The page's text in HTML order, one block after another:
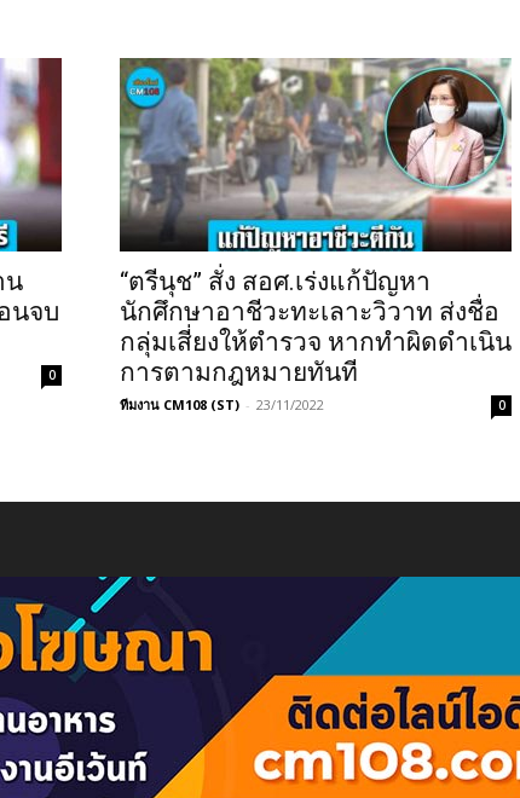
น
นจบ
0
“ตรีนุช” สั่ง สอศ.เร่งแก้ปัญหา
นักศึกษาอาชีวะทะเลาะวิวาท ส่งชื่อ
กลุ่มเสี่ยงให้ตำรวจ หากทำผิดดำเนิน
การตามกฎหมายทันที
ทีมงาน CM108 (ST) - 23/11/2022 0